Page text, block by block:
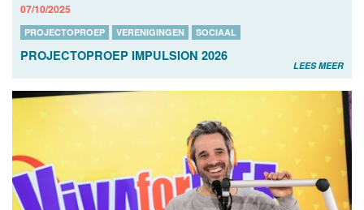
07/10/2025
PROJECTOPROEP VERENIGINGEN SOCIAAL
PROJECTOPROEP IMPULSION 2026
LEES MEER